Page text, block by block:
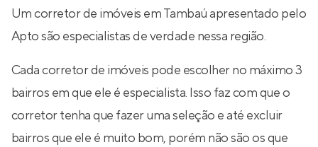
Um corretor de imóveis em Tambaú apresentado pelo
Apto são especialistas de verdade nessa região.
Cada corretor de imóveis pode escolher no máximo 3
bairros em que ele é especialista. Isso faz com que o
corretor tenha que fazer uma seleção e até excluir
bairros que ele é muito bom, porém não são os que